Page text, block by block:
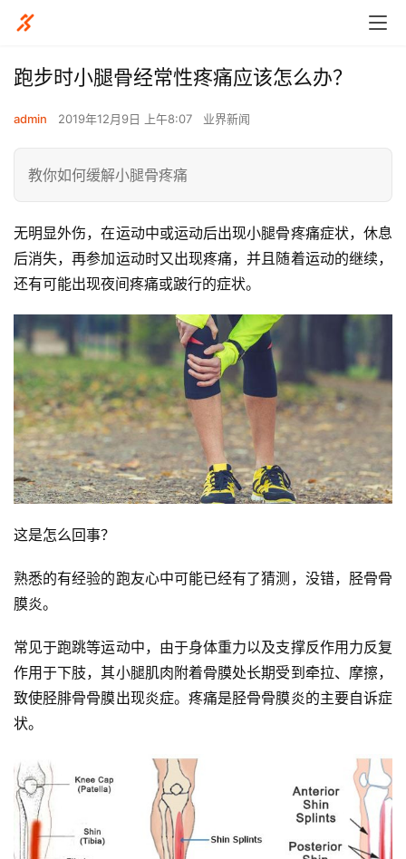
跑步时小腿骨经常性疼痛应该怎么办？
admin 2019年12月9日 上午8:07 业界新闻
教你如何缓解小腿骨疼痛
无明显外伤，在运动中或运动后出现小腿骨疼痛症状，休息
后消失，再参加运动时又出现疼痛，并且随着运动的继续，
还有可能出现夜间疼痛或跛行的症状。
这是怎么回事？
熟悉的有经验的跑友心中可能已经有了猜测，没错，胫骨骨
膜炎。
常见于跑跳等运动中，由于身体重力以及支撑反作用力反复
作用于下肢，其小腿肌肉附着骨膜处长期受到牵拉、摩擦，
致使胫腓骨骨膜出现炎症。疼痛是胫骨骨膜炎的主要自诉症
状。